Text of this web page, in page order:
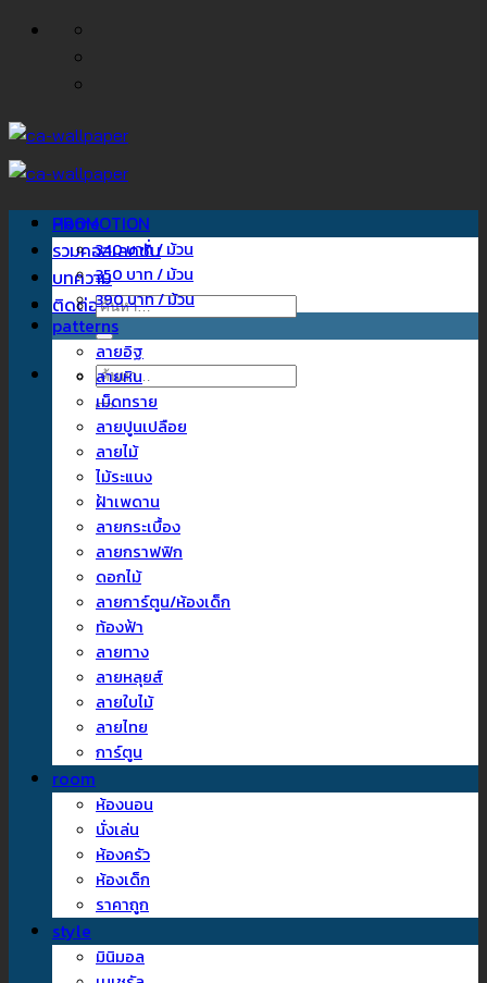
ข้าม
Home
รวมคอลเลคชั่น
บทความ
ติดต่อเรา
ค้นหา:
ค้นหา:
PROMOTION
340 บาท / ม้วน
350 บาท / ม้วน
390 บาท / ม้วน
patterns
ลายอิฐ
ลายหิน
เม็ดทราย
ลายปูนเปลือย
ลายไม้
ไม้ระแนง
ฝ้าเพดาน
ลายกระเบื้อง
ลายกราฟฟิก
ดอกไม้
ลายการ์ตูน/ห้องเด็ก
ท้องฟ้า
ลายทาง
ลายหลุยส์
ลายใบไม้
ลายไทย
การ์ตูน
room
ห้องนอน
นั่งเล่น
ห้องครัว
ห้องเด็ก
ราคาถูก
style
มินิมอล